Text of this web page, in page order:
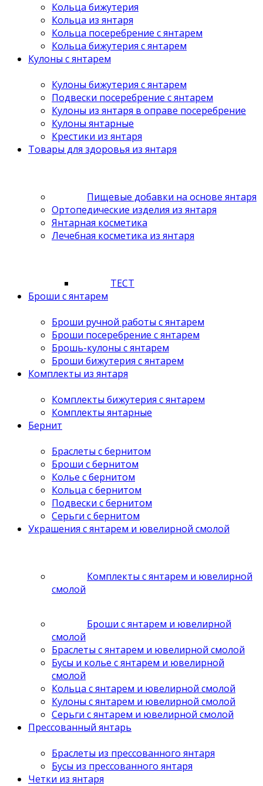
Кольца бижутерия
Кольца из янтаря
Кольца посеребрение с янтарем
Кольца бижутерия с янтарем
Кулоны с янтарем
Кулоны бижутерия с янтарем
Подвески посеребрение с янтарем
Кулоны из янтаря в оправе посеребрение
Кулоны янтарные
Крестики из янтаря
Товары для здоровья из янтаря
Пищевые добавки на основе янтаря
Ортопедические изделия из янтаря
Янтарная косметика
Лечебная косметика из янтаря
ТЕСТ
Броши с янтарем
Броши ручной работы с янтарем
Броши посеребрение с янтарем
Брошь-кулоны с янтарем
Броши бижутерия с янтарем
Комплекты из янтаря
Комплекты бижутерия с янтарем
Комплекты янтарные
Бернит
Браслеты с бернитом
Броши с бернитом
Колье с бернитом
Кольца с бернитом
Подвески с бернитом
Серьги с бернитом
Украшения с янтарем и ювелирной смолой
Комплекты с янтарем и ювелирной
смолой
Броши с янтарем и ювелирной
смолой
Браслеты с янтарем и ювелирной смолой
Бусы и колье с янтарем и ювелирной
смолой
Кольца с янтарем и ювелирной смолой
Кулоны с янтарем и ювелирной смолой
Серьги с янтарем и ювелирной смолой
Прессованный янтарь
Браслеты из прессованного янтаря
Бусы из прессованного янтаря
Четки из янтаря